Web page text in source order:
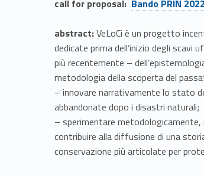
o
C
i
–
T
h
call for proposal: Bando PRIN 2022
abstract:VeLoCi è un progetto
dedicate prima dell’inizio degli scavi
più recentemente –
metodologia della scoperta del
– innovare narrativamente lo stato
abbandonate dopo i disastri naturali;
– sperimentare
contribuire alla diffusione di una
conservazione più articolate per